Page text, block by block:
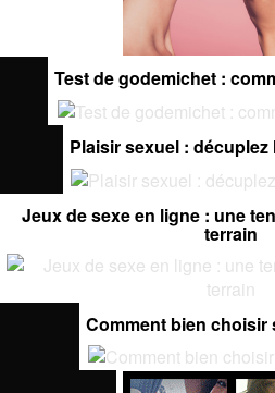
Test de godemichet :
Plaisir sexuel :
Jeux de sexe en ligne : une
terrain
Comment bien choisir